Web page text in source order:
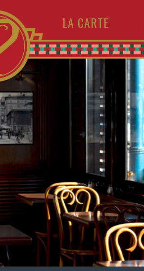
LA CARTE